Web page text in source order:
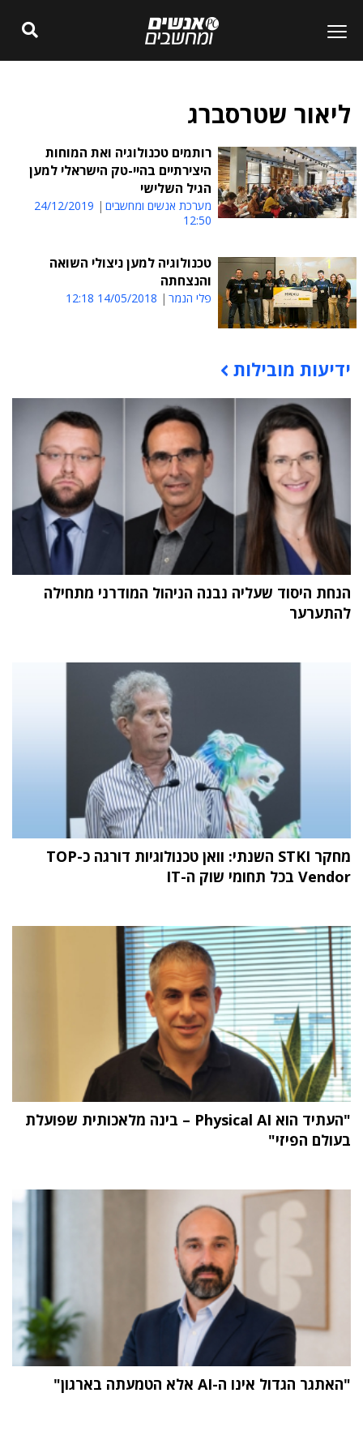
ליאור שטרסברג
רותמים טכנולוגיה ואת המוחות
היצירתיים בהיי-טק הישראלי למען
הגיל השלישי
מערכת אנשים ומחשבים
24/12/2019
12:50
טכנולוגיה למען ניצולי השואה
והנצחתה
פלי הנמר 14/05/2018 12:18
תוכן פרסומי
ידיעות מובילות
הנחת היסוד שעליה נבנה הניהול המודרני מתחילה
להתערער
מחקר STKI השנתי: וואן טכנולוגיות דורגה כ-TOP
Vendor בכל תחומי שוק ה-IT
"העתיד הוא Physical AI – בינה מלאכותית שפועלת
בעולם הפיזי"
"האתגר הגדול אינו ה-AI אלא הטמעתה בארגון"